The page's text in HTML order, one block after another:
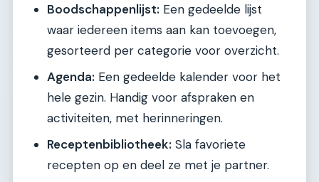
Boodschappenlijst: Een gedeelde lijst
waar iedereen items aan kan toevoegen,
gesorteerd per categorie voor overzicht.
Agenda: Een gedeelde kalender voor het
hele gezin. Handig voor afspraken en
activiteiten, met herinneringen.
Receptenbibliotheek: Sla favoriete
recepten op en deel ze met je partner.